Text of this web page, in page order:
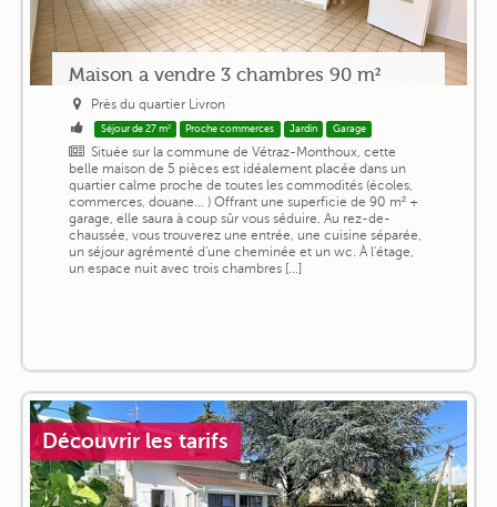
Maison a vendre 3 chambres 90 m²
Près du quartier Livron
Séjour de 27 m² Proche commerces Jardin Garage
Située sur la commune de Vétraz-Monthoux, cette
belle maison de 5 pièces est idéalement placée dans un
quartier calme proche de toutes les commodités (écoles,
commerces, douane… ) Offrant une superficie de 90 m² +
garage, elle saura à coup sûr vous séduire. Au rez-de-
chaussée, vous trouverez une entrée, une cuisine séparée,
un séjour agrémenté d'une cheminée et un wc. À l'étage,
un espace nuit avec trois chambres [...]
Découvrir les tarifs